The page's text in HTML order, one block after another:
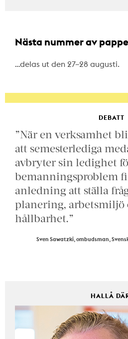
Nästa nummer av
…delas ut den 27–28 augusti.
DEBATT
”När en verksamhet
att semesterlediga
avbryter sin ledighet
bemanningsproblem
anledning att ställa
planering,
hållbarhet.”
Sven Sawatzki, ombudsman,
HALLÅ